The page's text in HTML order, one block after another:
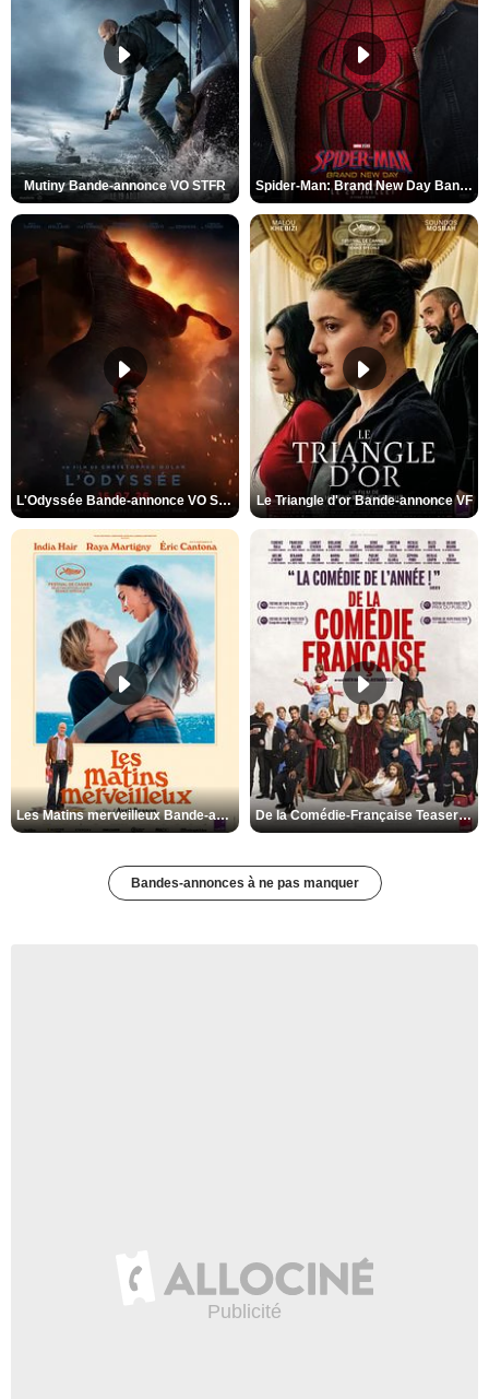
Mutiny Bande-annonce VO STFR Spider-Man: Brand New Day Bande-annonce VO STFR
L'Odyssée Bande-annonce VO STFR Le Triangle d'or Bande-annonce VF
Les Matins merveilleux Bande-annonce VF De la Comédie-Française Teaser VF
Bandes-annonces à ne pas manquer